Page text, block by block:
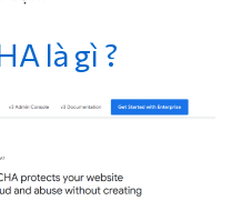
là gì ?